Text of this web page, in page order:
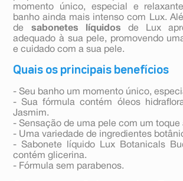
momento único, especial e
banho ainda mais intenso com Lux.
de sabonetes líquidos de Lux
adequado à sua pele, promovendo
e cuidado com a sua pele.
Quais os principais benefícios
- Seu banho um momento único,
- Sua fórmula contém óleos
Jasmim.
- Sensação de uma pele com um toque
- Uma variedade de ingredientes
- Sabonete líquido Lux Botanicals
contém glicerina.
- Fórmula sem parabenos.